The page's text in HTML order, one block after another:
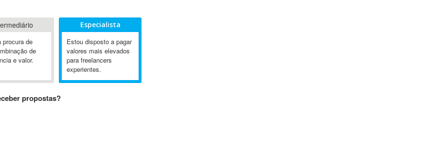
procura de
de
e valor.
Especialista
Estou disposto a pagar
valores mais elevados
para freelancers
experientes.
propostas?